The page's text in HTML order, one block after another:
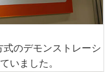
のデモンストレーシ
いました。